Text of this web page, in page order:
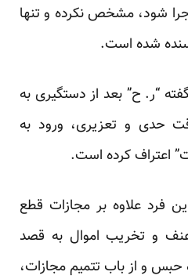
شود، مشخص نکرده و تنها
شده است.
“ر. ح” بعد از دستگیری به
حدی و تعزیری، ورود به
اعتراف کرده است.
فرد علاوه بر مجازات قطع
و تخریب اموال به قصد
و از باب تتمیم مجازات،